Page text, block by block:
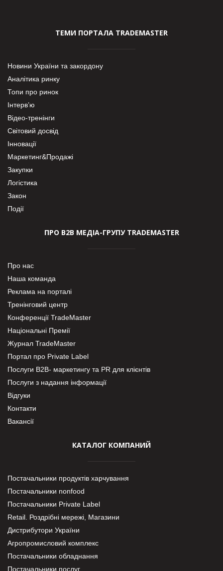
ТЕМИ ПОРТАЛА TRADEMASTER
Новини України та закордону
Аналітика ринку
Топи про ринок
Інтерв’ю
Відео-тренінги
Світовий досвід
Інновації
Маркетинг&Продажі
Закупки
Логістика
Закон
Події
ПРО В2В МЕДІА-ГРУПУ TRADEMASTER
Про нас
Наша команда
Реклама на порталі
Тренінговий центр
Конференції TradeMaster
Національні Премії
Журнал TradeMaster
Портал про Private Label
Послуги В2В- маркетингу та PR для клієнтів
Послуги з надання інформації
Відгуки
Контакти
Вакансії
КАТАЛОГ КОМПАНИЙ
Постачальники продуктів харчування
Постачальники nonfood
Постачальники Private Label
Retail. Роздрібні мережі, Магазини
Дистрибутори України
Агропромисловий комплекс
Постачальники обладнання
Постачальники послуг